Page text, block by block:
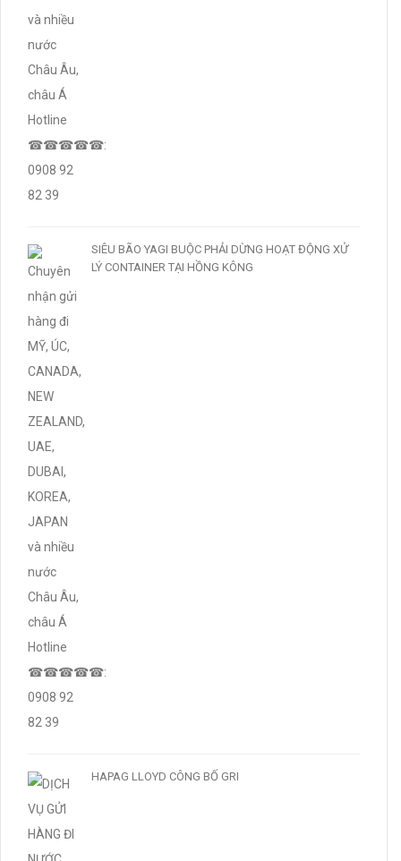
SIÊU BÃO YAGI BUỘC PHẢI DỪNG HOẠT ĐỘNG XỬ
LÝ CONTAINER TẠI HỒNG KÔNG
HAPAG LLOYD CÔNG BỐ GRI